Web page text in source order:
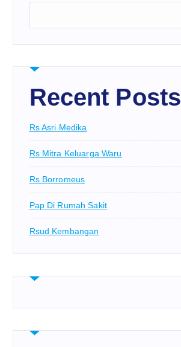
Recent Posts
Rs Asri Medika
Rs Mitra Keluarga Waru
Rs Borromeus
Pap Di Rumah Sakit
Rsud Kembangan